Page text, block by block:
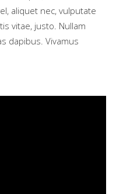
aliquet nec, vulputate
vitae, justo. Nullam
dapibus. Vivamus